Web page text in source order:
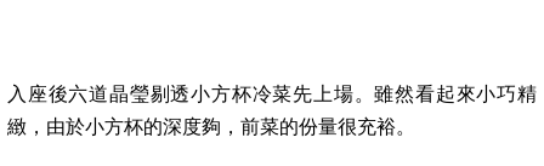
入座後六道晶瑩剔透小方杯冷菜先上場。雖然看起來小巧精
緻，由於小方杯的深度夠，前菜的份量很充裕。